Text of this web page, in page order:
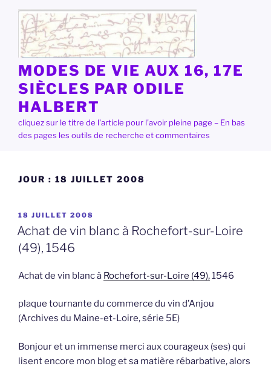
contenu
principal
MODES DE VIE AUX 16, 17E
SIÈCLES PAR ODILE
HALBERT
cliquez sur le titre de l'article pour l'avoir pleine page – En bas
des pages les outils de recherche et commentaires
JOUR : 18 JUILLET 2008
PUBLIÉ
LE
18 JUILLET 2008
Achat de vin blanc à Rochefort-sur-Loire
(49), 1546
Achat de vin blanc à Rochefort-sur-Loire (49),1546
plaque tournante du commerce du vin d’Anjou
(Archives du Maine-et-Loire, série 5E)
Bonjour et un immense merci aux courageux (ses) qui
lisent encore mon blog et sa matière rébarbative, alors